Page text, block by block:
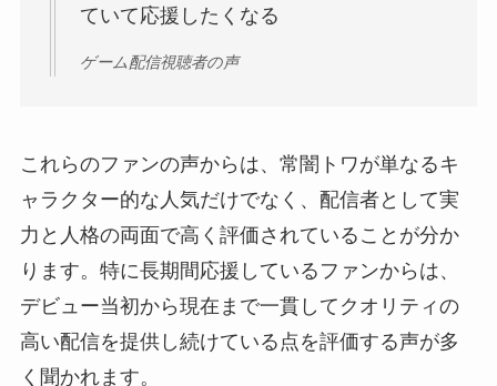
ていて応援したくなる
ゲーム配信視聴者の声
これらのファンの声からは、常闇トワが単なるキ
ャラクター的な人気だけでなく、配信者として実
力と人格の両面で高く評価されていることが分か
ります。特に長期間応援しているファンからは、
デビュー当初から現在まで一貫してクオリティの
高い配信を提供し続けている点を評価する声が多
く聞かれます。